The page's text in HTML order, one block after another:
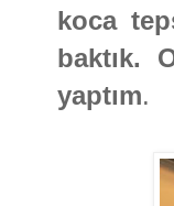
koca
baktık.
yaptım.